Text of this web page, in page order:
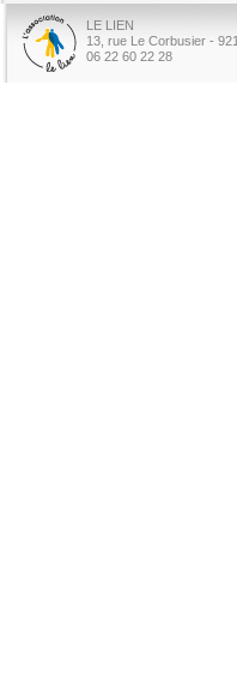
LE LIEN
13, rue Le Corbusier -
06 22 60 22 28